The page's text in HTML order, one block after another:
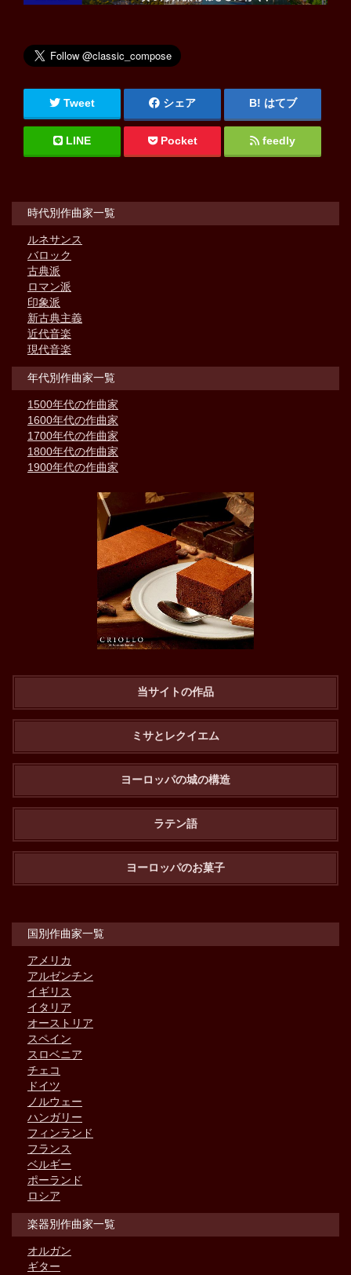
Tweet シェア はてブ
LINE Pocket feedly
時代別作曲家一覧
ルネサンス
バロック
古典派
ロマン派
印象派
新古典主義
近代音楽
現代音楽
年代別作曲家一覧
1500年代の作曲家
1600年代の作曲家
1700年代の作曲家
1800年代の作曲家
1900年代の作曲家
当サイトの作品
ミサとレクイエム
ヨーロッパの城の構造
ラテン語
ヨーロッパのお菓子
国別作曲家一覧
アメリカ
アルゼンチン
イギリス
イタリア
オーストリア
スペイン
スロベニア
チェコ
ドイツ
ノルウェー
ハンガリー
フィンランド
フランス
ベルギー
ポーランド
ロシア
楽器別作曲家一覧
オルガン
ギター